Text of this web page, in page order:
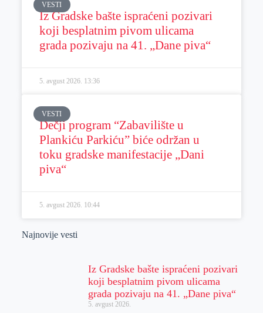
VESTI
Iz Gradske bašte ispraćeni pozivari
koji besplatnim pivom ulicama
grada pozivaju na 41. „Dane piva“
5. avgust 2026. 13:36
VESTI
Dečji program “Zabavilište u
Plankiću Parkiću” biće održan u
toku gradske manifestacije „Dani
piva“
5. avgust 2026. 10:44
Najnovije vesti
Iz Gradske bašte ispraćeni pozivari
koji besplatnim pivom ulicama
grada pozivaju na 41. „Dane piva“
5. avgust 2026.